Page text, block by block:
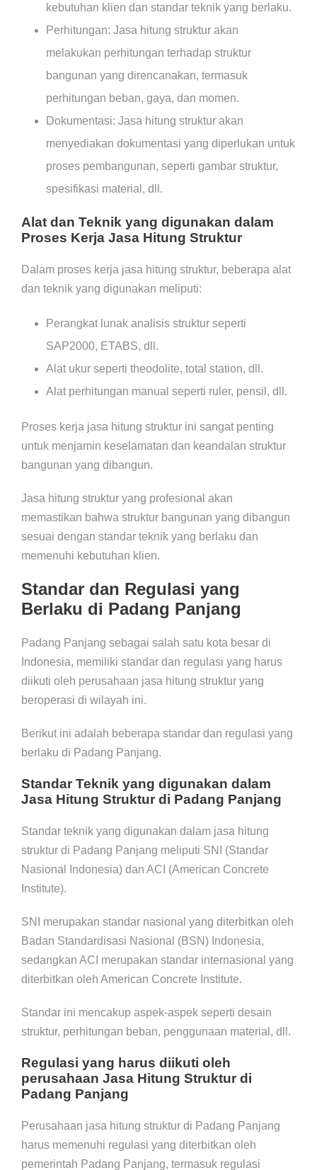
kebutuhan klien dan standar teknik yang berlaku.
Perhitungan: Jasa hitung struktur akan
melakukan perhitungan terhadap struktur
bangunan yang direncanakan, termasuk
perhitungan beban, gaya, dan momen.
Dokumentasi: Jasa hitung struktur akan
menyediakan dokumentasi yang diperlukan untuk
proses pembangunan, seperti gambar struktur,
spesifikasi material, dll.
Alat dan Teknik yang digunakan dalam
Proses Kerja Jasa Hitung Struktur
Dalam proses kerja jasa hitung struktur, beberapa alat
dan teknik yang digunakan meliputi:
Perangkat lunak analisis struktur seperti
SAP2000, ETABS, dll.
Alat ukur seperti theodolite, total station, dll.
Alat perhitungan manual seperti ruler, pensil, dll.
Proses kerja jasa hitung struktur ini sangat penting
untuk menjamin keselamatan dan keandalan struktur
bangunan yang dibangun.
Jasa hitung struktur yang profesional akan
memastikan bahwa struktur bangunan yang dibangun
sesuai dengan standar teknik yang berlaku dan
memenuhi kebutuhan klien.
Standar dan Regulasi yang
Berlaku di Padang Panjang
Padang Panjang sebagai salah satu kota besar di
Indonesia, memiliki standar dan regulasi yang harus
diikuti oleh perusahaan jasa hitung struktur yang
beroperasi di wilayah ini.
Berikut ini adalah beberapa standar dan regulasi yang
berlaku di Padang Panjang.
Standar Teknik yang digunakan dalam
Jasa Hitung Struktur di Padang Panjang
Standar teknik yang digunakan dalam jasa hitung
struktur di Padang Panjang meliputi SNI (Standar
Nasional Indonesia) dan ACI (American Concrete
Institute).
SNI merupakan standar nasional yang diterbitkan oleh
Badan Standardisasi Nasional (BSN) Indonesia,
sedangkan ACI merupakan standar internasional yang
diterbitkan oleh American Concrete Institute.
Standar ini mencakup aspek-aspek seperti desain
struktur, perhitungan beban, penggunaan material, dll.
Regulasi yang harus diikuti oleh
perusahaan Jasa Hitung Struktur di
Padang Panjang
Perusahaan jasa hitung struktur di Padang Panjang
harus memenuhi regulasi yang diterbitkan oleh
pemerintah Padang Panjang, termasuk regulasi